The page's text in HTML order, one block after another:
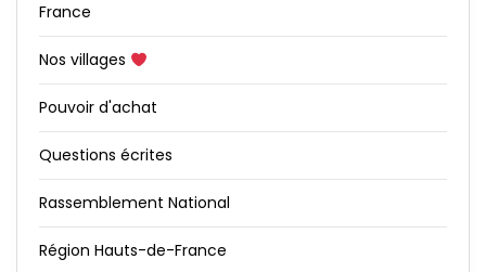
France
Nos villages
Pouvoir d'achat
Questions écrites
Rassemblement National
Région Hauts-de-France